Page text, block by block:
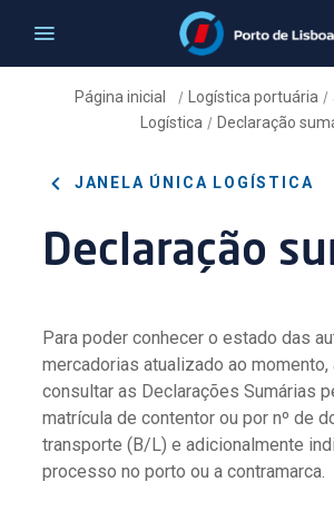
Página inicial / Logística portuária /
Logística / Declaração
JANELA ÚNICA LOGÍSTICA
Declaração
Para poder conhecer o estado das
mercadorias atualizado ao momento,
consultar as Declarações Sumárias
matrícula de contentor ou por nº de
transporte (B/L) e adicionalmente
processo no porto ou a contramarca.